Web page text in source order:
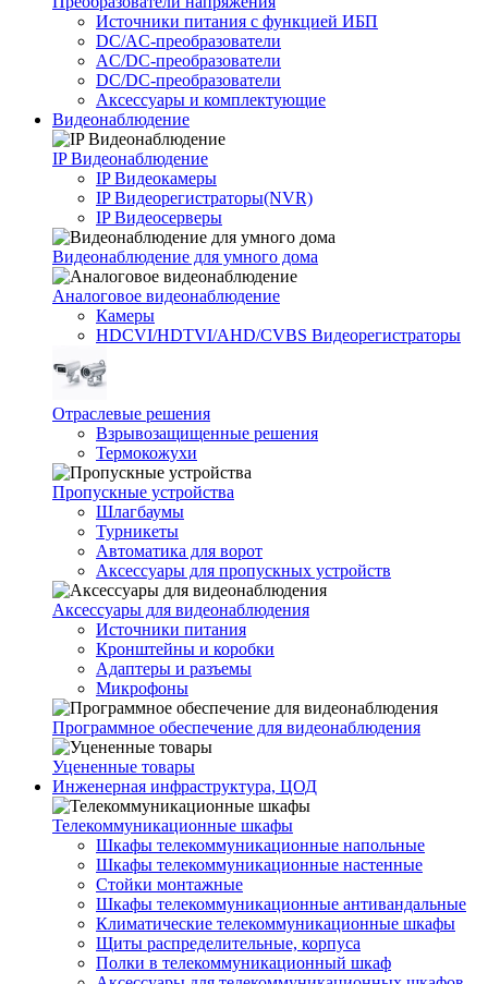
Источники питания c функцией ИБП
DC/AC-преобразователи
AC/DC-преобразователи
DC/DC-преобразователи
Аксессуары и комплектующие
Видеонаблюдение
IP Видеонаблюдение
IP Видеокамеры
IP Видеорегистраторы(NVR)
IP Видеосерверы
Видеонаблюдение для умного дома
Аналоговое видеонаблюдение
Камеры
HDCVI/HDTVI/AHD/CVBS Видеорегистраторы
Отраслевые решения
Взрывозащищенные решения
Термокожухи
Пропускные устройства
Шлагбаумы
Турникеты
Автоматика для ворот
Аксессуары для пропускных устройств
Аксессуары для видеонаблюдения
Источники питания
Кронштейны и коробки
Адаптеры и разъемы
Микрофоны
Программное обеспечение для видеонаблюдения
Уцененные товары
Инженерная инфраструктура, ЦОД
Телекоммуникационные шкафы
Шкафы телекоммуникационные напольные
Шкафы телекоммуникационные настенные
Стойки монтажные
Шкафы телекоммуникационные антивандальные
Климатические телекоммуникационные шкафы
Щиты распределительные, корпуса
Полки в телекоммуникационный шкаф